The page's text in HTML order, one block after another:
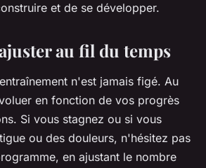
et de se développer.
au fil du temps
n'est jamais figé. Au
en fonction de vos progrès
Si vous stagnez ou si vous
ou des douleurs, n'hésitez pas
en ajustant le nombre